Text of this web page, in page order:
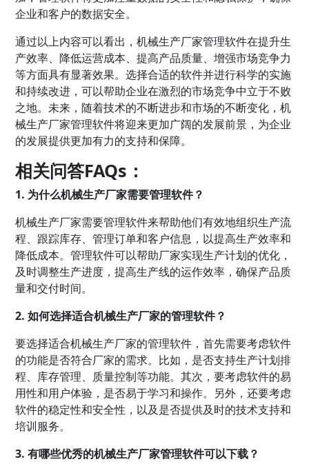
企业和客户的数据安全。
通过以上内容可以看出，机械生产厂家管理软件在提升生
产效率、降低运营成本、提高产品质量、增强市场竞争力
等方面具有显著效果。选择合适的软件并进行科学的实施
和持续改进，可以帮助企业在激烈的市场竞争中立于不败
之地。未来，随着技术的不断进步和市场的不断变化，机
械生产厂家管理软件将迎来更加广阔的发展前景，为企业
的发展提供更加有力的支持和保障。
相关问答FAQs：
1. 为什么机械生产厂家需要管理软件？
机械生产厂家需要管理软件来帮助他们有效地组织生产流
程、跟踪库存、管理订单和客户信息，以提高生产效率和
降低成本。管理软件可以帮助厂家实现生产计划的优化，
及时调整生产进度，提高生产线的运作效率，确保产品质
量和交付时间。
2. 如何选择适合机械生产厂家的管理软件？
要选择适合机械生产厂家的管理软件，首先需要考虑软件
的功能是否符合厂家的需求。比如，是否支持生产计划排
程、库存管理、质量控制等功能。其次，要考虑软件的易
用性和用户体验，是否易于学习和操作。另外，还要考虑
软件的稳定性和安全性，以及是否提供及时的技术支持和
培训服务。
3. 有哪些优秀的机械生产厂家管理软件可以下载？